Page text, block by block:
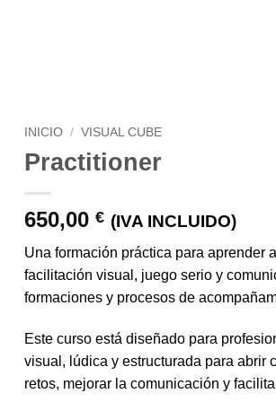
INICIO / VISUAL CUBE
Practitioner
650,00€ (IVA INCLUIDO)
Una formación práctica para aprender
facilitación visual, juego serio y
formaciones y procesos de
Este curso está diseñado para
visual, lúdica y estructurada para abrir
retos, mejorar la comunicación y